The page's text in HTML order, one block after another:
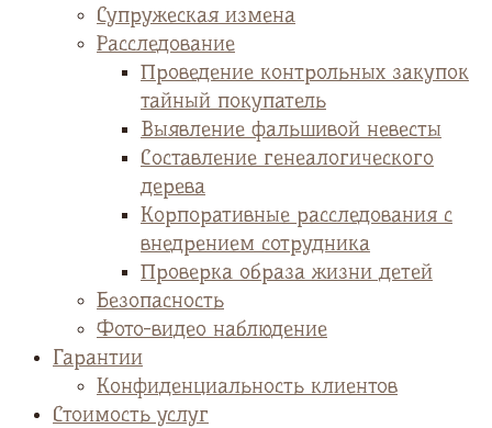
Супружеская измена
Расследование
Проведение контрольных закупок
тайный покупатель
Выявление фальшивой невесты
Cоставление генеалогического
дерева
Корпоративные расследования с
внедрением сотрудника
Проверка образа жизни детей
Безопасность
Фото-видео наблюдение
Гарантии
Конфиденциальность клиентов
Стоимость услуг